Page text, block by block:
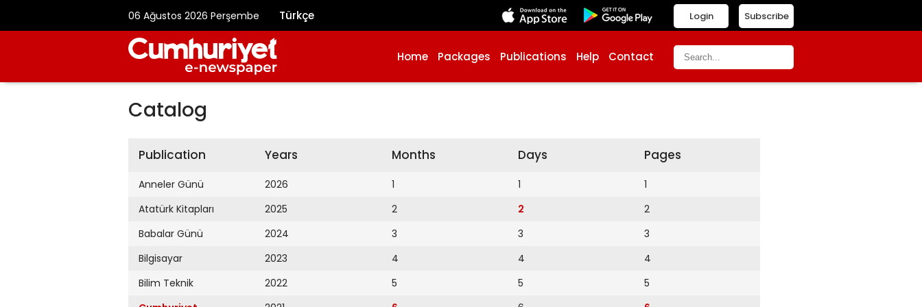
06 Ağustos 2026 Perşembe Türkçe Subscribe
Login
Home Packages Publications Help Contact
Catalog
Publication
Anneler Günü
Atatürk Kitapları
Babalar Günü
Bilgisayar
Bilim Teknik
Years
2026
2025
2024
2023
2022
Months
1
2
3
4
5
Days
1
2
3
4
5
Pages
1
2
3
4
5